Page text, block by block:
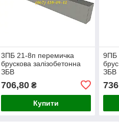
3ПБ 21-8п перемичка
брускова залізобетонна
ЗБВ
706,80₴
Купити
9ПБ
ЗБВ